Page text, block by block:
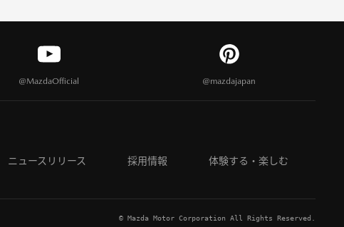
@MazdaOfficial @mazdajapan
ニュースリリース 採用情報 体験する・楽しむ
© Mazda Motor Corporation All Rights Reserved.